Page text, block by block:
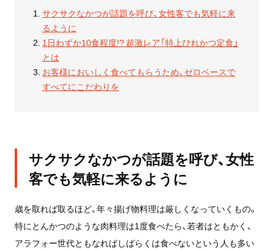
サクサクなかつが話題を呼び、女性客でも気軽に来
るように
1日わずか10食程度!? 超激レア「特上ひれかつ定食」
とは
お客様においしく食べてもらうため、ゼロベースで
すべてにこだわりを
サクサクなかつが話題を呼び、女性
客でも気軽に来るように
歳を取れば取るほど、年々揚げ物料理は厳しくなっていくもの。
特にとんかつのような肉料理は1度食べたら、若者はともかく、
アラフォー世代ともなればしばらくは食べないという人も多い